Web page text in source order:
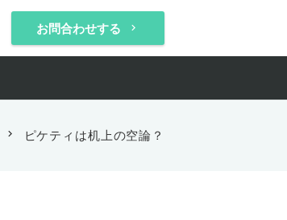
お問合わせする keyboard_arrow_right
chevron_right ピケティは机上の空論？